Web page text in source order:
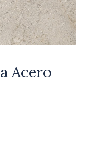
Acero